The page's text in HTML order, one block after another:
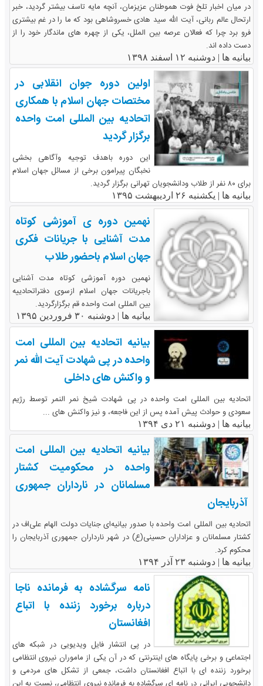
در میان اخبار تلخ فوت هموطنان عزیزمان، آنچه مایه تاسف بیشتر گردید، خبر
ارتحال عالم ربانی، آیت الله سید هادی خسروشاهی بود که ما را در غم بیشتری
فرو برد چرا که فعالان عرصه بین الملل، یکی از چهره های ماندگار خود را از
دست داده اند.
بیانیه ها | دوشنبه ۱۲ اسفند ۱۳۹۸
اولین دوره جوان انقلابی در
مختصات جهان اسلام با همکاری
اتحادیه بین المللی امت واحده
برگزار گردید
این دوره باهدف توجیه وآگاهی بخشی
نخبگان پیرامون برخی از مسائل جهان اسلام
برای ۸۰ نفر از طلاب ودانشجویان تهرانی برگزار گردید.
بیانیه ها | یکشنبه ۲۶ اردیبهشت ۱۳۹۵
نهمین دوره ی آموزشی کوتاه
مدت آشنایی با جریانات فکری
جهان اسلام باحضور طلاب
نهمین دوره آموزشی کوتاه مدت آشنایی
باجریانات جهان اسلام ازسوی دفتراتحادییه
بین المللی امت واحده قم برگزارگردید.
بیانیه ها |دوشنبه ۳۰ فروردین ۱۳۹۵
بیانیه اتحادیه بین المللی امت
واحده در پی شهادت آیت الله نمر
و واکنش های داخلی
اتحادیه بین المللی امت واحده در پی شهادت شیخ نمر النمر توسط رژیم
سعودی و حوادث پیش آمده پس از این فاجعه، و نیز واکنش های ...
بیانیه ها | دوشنبه ۲۱ دی ۱۳۹۴
بیانیه اتحادیه بین المللی امت
واحده در محکومیت کشتار
مسلمانان در نارداران جمهوری
آذربایجان
اتحادیه بین المللی امت واحده با صدور بیانیه‌ای جنایات دولت الهام علی‌اف در
کشتار مسلمانان و عزاداران حسینی(ع) در شهر نارداران جمهوری آذربایجان را
محکوم کرد.
بیانیه ها | دوشنبه ۲۳ آذر ۱۳۹۴
نامه سرگشاده به فرمانده ناجا
درباره برخورد زننده با اتباع
افغانستان
در پی انتشار فایل ویدیویی در شبکه های
اجتماعی و برخی پایگاه های اینترنتی که در آن یکی از ماموران نیروی انتظامی
برخورد زننده ای با اتباع افغانستان داشت، جمعی از تشکل های مردمی و